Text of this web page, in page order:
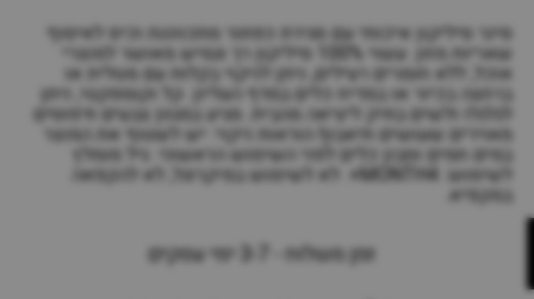
סינר סיליקון איכותי עם סגירת כפתור מתכווננת וכיס לאיסוף
שאריות מזון. עשוי 100% סיליקון רך וגמיש מאושר למוצרי
אוכל, ללא חומרים רעילים, ניתן לניקוי בקלות עם מטלית או
ברחצה בכיור או במדיח כלים במדף העליון. קל וקומפקטי, ניתן
לגלגלו ולשים בתיק ליציאה מהבית. מגיע במגוון צבעים ודפוסים
מאוירים שעושים תיאבון! הוראות ניקוי: יש לשטוף את המוצר
במים חמים וסבון כלים לפני השימוש הראשוני. גיל מומלץ
לשימוש: MONTH4+. לא לשימוש במיקרוגל, לא להקפאה
במקפיא.
זמן משלוח - 3-7 ימי עסקים